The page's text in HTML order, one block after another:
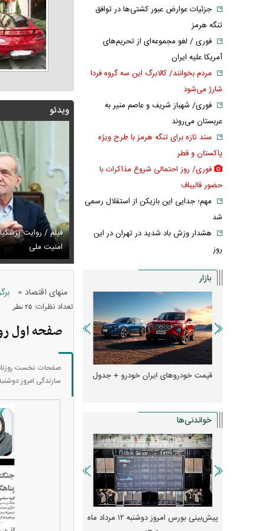
ویدئو
پزشکیان از روز حمله به بیت رهبری
فیلم / روایت
امنیت ملی
/ پیام دردناک ایرج طهماسب واکنش برانگیز شد عکس /
منهای اقتصاد »
تعداد نظرات: ۲۵ نظر
صفحه اول
صفحات نخست
سازندگی امروز دوشنبه ۱۲ مرداد۱۴۰۵ را
جزئیات عوارض عبور کشتی‌ها در توافق
تنگه هرمز
فوری / لغو مجموعه‌ای از تحریم‌های
آمریکا علیه ایران
مردم بخوانند/ کالابرگ این سه گروه فردا
شارژ می‌شود
فوری/ شهباز شریف و عاصم منیر به
عربستان می‌روند
سند تازه برای تنگه هرمز با طرح ویژه
پاکستان و قطر
فوری/ روز احتمالی شروع مذاکرات با
حضور قالیباف
مهم؛ جدایی این بازیکن از استقلال رسمی
شد
هشدار وزش باد شدید در تهران در این
روز
بازار
قیمت خودرو‌های ایران خودرو + جدول قیمت خودرو‌های
خواندنی‌ها
پیش‌بینی بورس امروز دوشنبه ۱۲ مرداد ماه
زنگ خطر انباشت نیاز